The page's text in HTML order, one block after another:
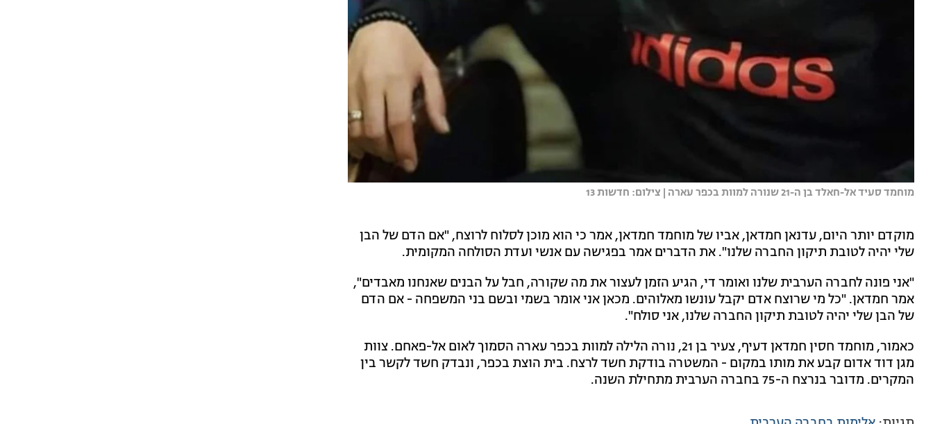
מוחמד סעיד אל-חאלד בן ה-21 שנורה למוות בכפר עארה | צילום: חדשות 13
מוקדם יותר היום, עדנאן חמדאן, אביו של מוחמד חמדאן, אמר כי הוא מוכן לסלוח לרוצח, "אם הדם של הבן
שלי יהיה לטובת תיקון החברה שלנו". את הדברים אמר בפגישה עם אנשי ועדת הסולחה המקומית.
"אני פונה לחברה הערבית שלנו ואומר די, הגיע הזמן לעצור את מה שקורה, חבל על הבנים שאנחנו מאבדים",
אמר חמדאן. "כל מי שרוצח אדם יקבל עונשו מאלוהים. מכאן אני אומר בשמי ובשם בני המשפחה - אם הדם
של הבן שלי יהיה לטובת תיקון החברה שלנו, אני סולח".
כאמור, מוחמד חסין חמדאן דעיף, צעיר בן 21, נורה הלילה למוות בכפר עארה הסמוך לאום אל-פאחם. צוות
מגן דוד אדום קבע את מותו במקום - המשטרה בודקת חשד לרצח. בית הוצת בכפר, ונבדק חשד לקשר בין
המקרים. מדובר בנרצח ה-75 בחברה הערבית מתחילת השנה.